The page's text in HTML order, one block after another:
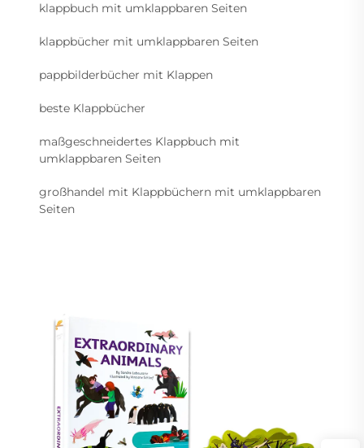
klappbuch mit umklappbaren Seiten
klappbücher mit umklappbaren Seiten
pappbilderbücher mit Klappen
beste Klappbücher
maßgeschneidertes Klappbuch mit
umklappbaren Seiten
großhandel mit Klappbüchern mit umklappbaren
Seiten